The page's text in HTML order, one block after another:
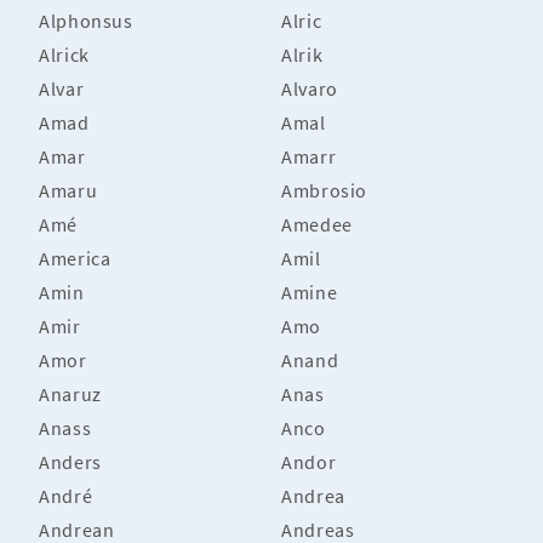
Alphonsus
Alric
Alrick
Alrik
Alvar
Alvaro
Amad
Amal
Amar
Amarr
Amaru
Ambrosio
Amé
Amedee
America
Amil
Amin
Amine
Amir
Amo
Amor
Anand
Anaruz
Anas
Anass
Anco
Anders
Andor
André
Andrea
Andrean
Andreas